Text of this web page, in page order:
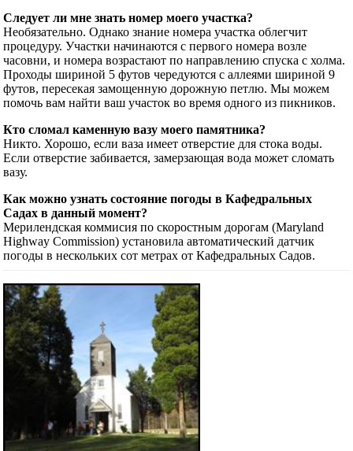
Следует ли мне знать номер моего участка?
Необязательно. Однако знание номера участка облегчит
процедуру. Участки начинаются с первого номера возле
часовни, и номера возрастают по направлению спуска с холма.
Проходы шириной 5 футов чередуются с аллеями шириной 9
футов, пересекая замощенную дорожную петлю. Мы можем
помочь вам найти ваш участок во время одного из пикников.
Кто сломал каменную вазу моего памятника?
Никто. Хорошо, если ваза имеет отверстие для стока воды.
Если отверстие забивается, замерзающая вода может сломать
вазу.
Как можно узнать состояние погоды в Кафедральных
Садах в данный момент?
Мерилендская коммисия по скоростным дорогам (Maryland
Highway Commission) установила автоматический датчик
погоды в нескольких сот метрах от Кафедральных Садов.